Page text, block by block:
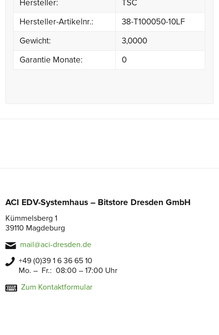
Hersteller:
TSC
Hersteller-Artikelnr.:
38-T100050-10LF
Gewicht:
3,0000
Garantie Monate:
0
ACI EDV-Systemhaus – Bitstore Dresden GmbH
Kümmelsberg 1
39110 Magdeburg
mail@aci-dresden.de
+49 (0)39 1 6 36 65 10
Mo. – Fr.: 08:00 – 17:00 Uhr
Zum Kontaktformular